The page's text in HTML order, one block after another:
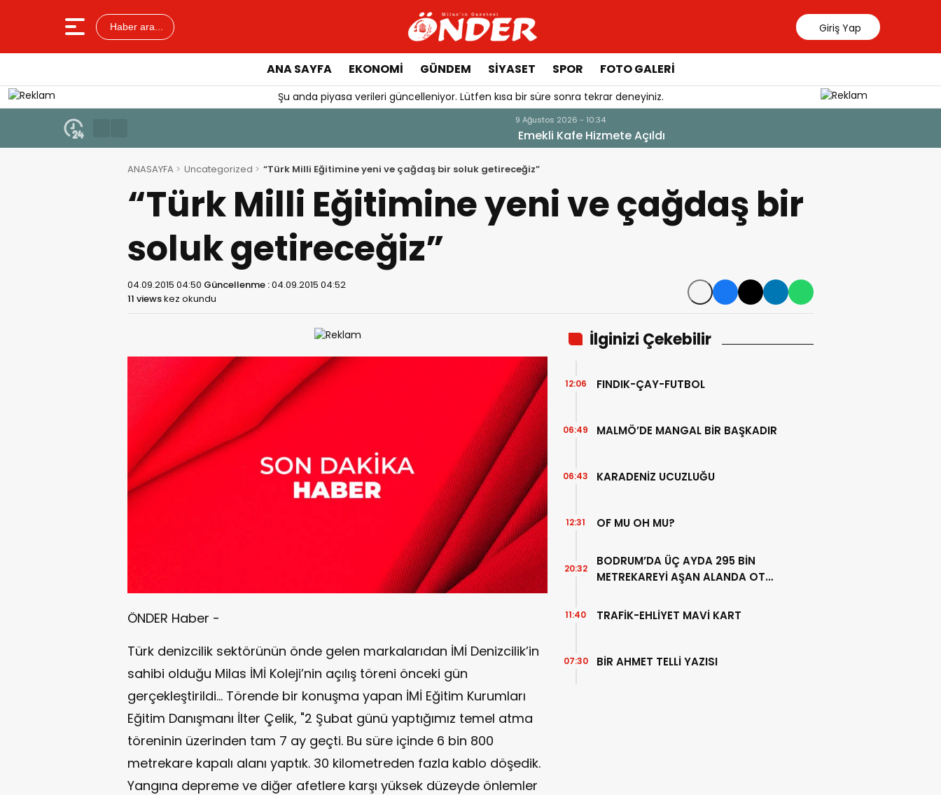
Haber ara... Giriş Yap
ANA SAYFA EKONOMİ GÜNDEM SİYASET SPOR FOTO GALERİ
Şu anda piyasa verileri güncelleniyor. Lütfen kısa bir süre sonra tekrar deneyiniz.
ANASAYFA Uncategorized “Türk Milli Eğitimine yeni ve çağdaş bir soluk getireceğiz”
“Türk Milli Eğitimine yeni ve çağdaş bir
soluk getireceğiz”
04.09.2015 04:50 Güncellenme :04.09.2015 04:52
11 viewskez okundu
ÖNDER Haber -
Türk denizcilik sektörünün önde gelen markalarıdan İMİ Denizcilik’in
sahibi olduğu Milas İMİ Koleji’nin açılış töreni önceki gün
gerçekleştirildi… Törende bir konuşma yapan İMİ Eğitim Kurumları
Eğitim Danışmanı İlter Çelik, "2 Şubat günü yaptığımız temel atma
töreninin üzerinden tam 7 ay geçti. Bu süre içinde 6 bin 800
metrekare kapalı alanı yaptık. 30 kilometreden fazla kablo döşedik.
Yangına depreme ve diğer afetlere karşı yüksek düzeyde önlemler
İlginizi Çekebilir
FINDIK-ÇAY-FUTBOL
12:06
MALMÖ’DE MANGAL BİR BAŞKADIR
06:49
KARADENİZ UCUZLUĞU
06:43
OF MU OH MU?
12:31
BODRUM’DA ÜÇ AYDA 295 BİN
METREKAREYİ AŞAN ALANDA OT
20:32
TRAFİK-EHLİYET MAVİ KART
11:40
BİR AHMET TELLİ YAZISI
07:30